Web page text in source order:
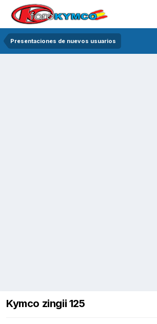
Presentaciones de nuevos usuarios
Kymco zingii 125